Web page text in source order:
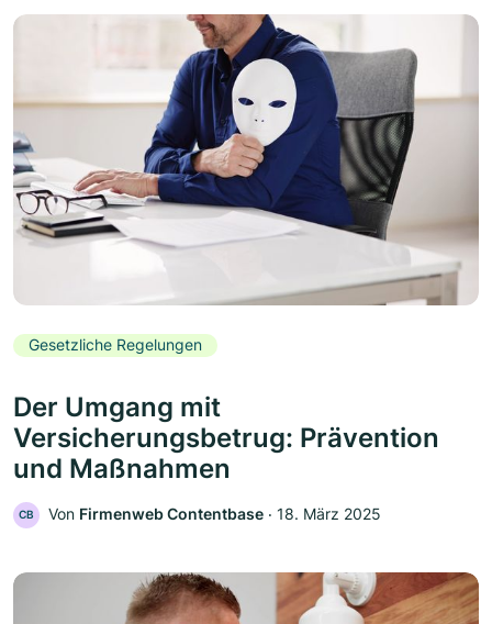
Gesetzliche Regelungen
Der Umgang mit
Versicherungsbetrug: Prävention
und Maßnahmen
CB Von Firmenweb Contentbase ‧ 18. März 2025